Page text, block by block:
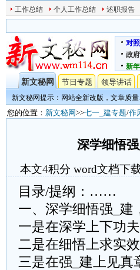
工作总结 个人工作总结 述职报告
对
政
新
新文秘网 节日专题 领导讲话
新文秘网提示：网站全新改版，文章质
您的位置： 新文秘网>>七一_建专题/作
深学细悟
本文4积分 word文档下
目录/提纲：……
一、深学细悟强_建
一是在深学上下功
二是在细悟上求实
三是在强_建上见真